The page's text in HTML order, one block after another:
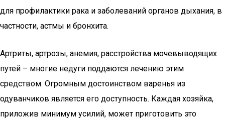
для профилактики рака и заболеваний органов дыхания, в
частности, астмы и бронхита.
Артриты, артрозы, анемия, расстройства мочевыводящих
путей – многие недуги поддаются лечению этим
средством. Огромным достоинством варенья из
одуванчиков является его доступность. Каждая хозяйка,
приложив минимум усилий, может приготовить это